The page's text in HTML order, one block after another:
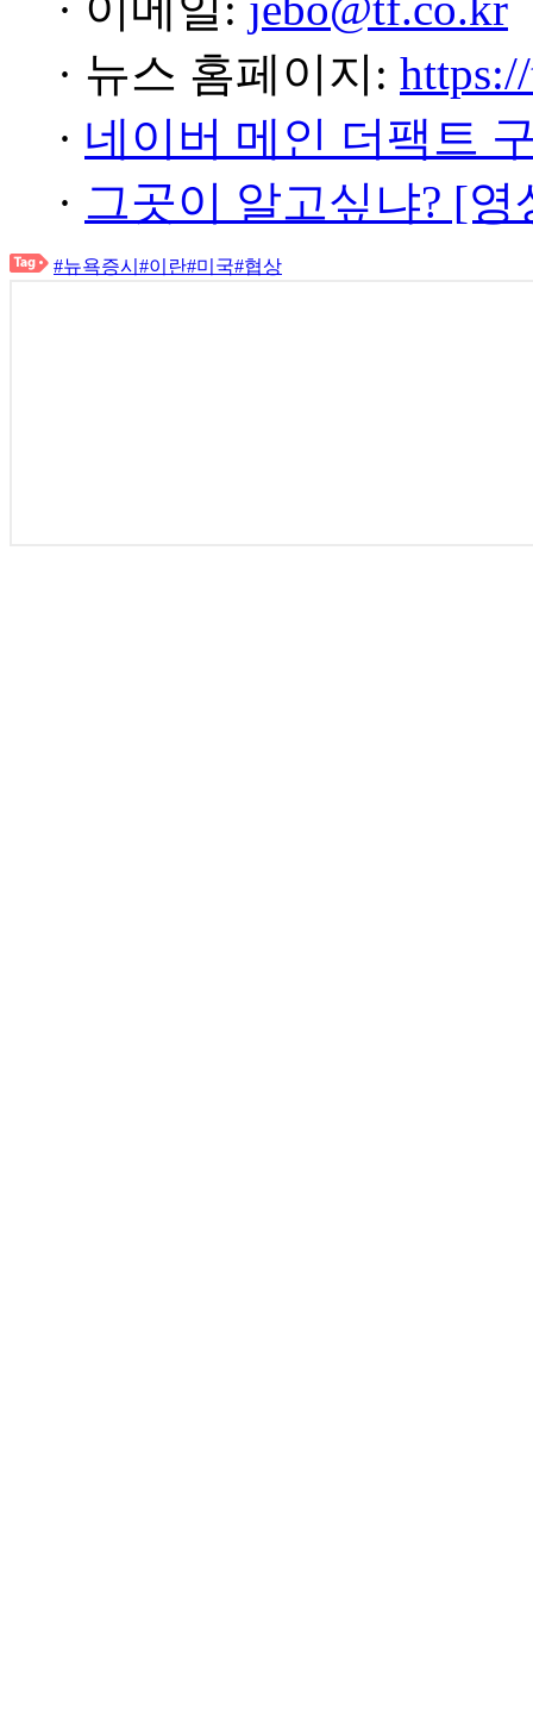
· 뉴스 홈페이지:
· 네이버 메인 더팩트
· 그곳이 알고싶냐? [
#뉴욕증시 #이란#미국#협상